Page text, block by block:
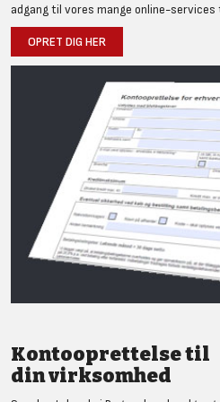
adgang til vores mange online-services
OPRET DIG HER
Kontooprettelse til
din virksomhed